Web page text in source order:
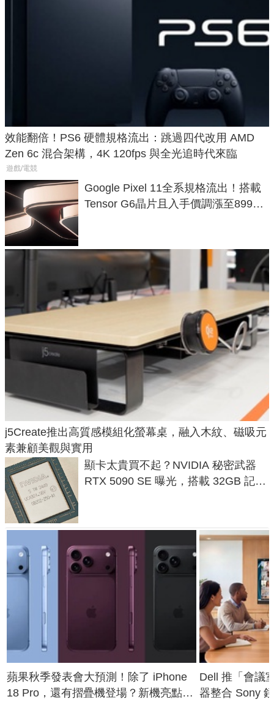
效能翻倍！PS6 硬體規格流出：跳過四代改用 AMD
Zen 6c 混合架構，4K 120fps 與全光追時代來臨
遊戲/電競
Google Pixel 11全系規格流出！搭載
Tensor G6晶片且入手價調漲至899美
j5Create推出高質感模組化螢幕桌，融入木紋、磁吸元
素兼顧美觀與實用
顯卡太貴買不起？NVIDIA 秘密武器
RTX 5090 SE 曝光，搭載 32GB 記憶
蘋果秋季發表會大預測！除了 iPhone
18 Pro，還有摺疊機登場？新機亮點預
Dell 推「會議
器整合 Sony